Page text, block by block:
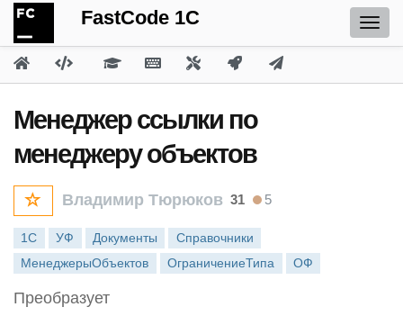
FastCode 1C
Менеджер ссылки по
менеджеру объектов
Владимир Тюрюков 31 5
1С УФ Документы
Справочники
МенеджерыОбъектов
ОграничениеТипа ОФ
Преобразует